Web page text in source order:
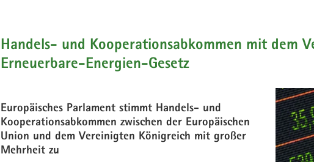
Handels- und Kooperationsabkommen mit dem
Erneuerbare-Energien-Gesetz
Europäisches Parlament stimmt Handels- und
Kooperationsabkommen zwischen der Europäischen
Union und dem Vereinigten Königreich mit großer
Mehrheit zu